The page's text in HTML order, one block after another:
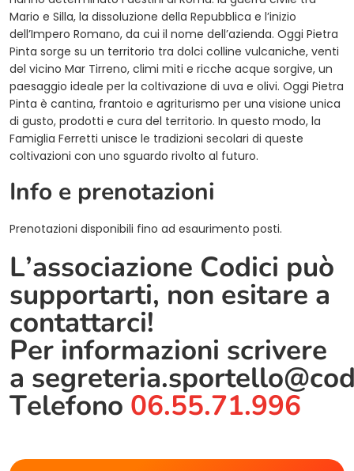
Mario e Silla, la dissoluzione della Repubblica e l’inizio
dell’Impero Romano, da cui il nome dell’azienda. Oggi Pietra
Pinta sorge su un territorio tra dolci colline vulcaniche, venti
del vicino Mar Tirreno, climi miti e ricche acque sorgive, un
paesaggio ideale per la coltivazione di uva e olivi. Oggi Pietra
Pinta è cantina, frantoio e agriturismo per una visione unica
di gusto, prodotti e cura del territorio. In questo modo, la
Famiglia Ferretti unisce le tradizioni secolari di queste
coltivazioni con uno sguardo rivolto al futuro.
Info e prenotazioni
Prenotazioni disponibili fino ad esaurimento posti.
L’associazione Codici può
supportarti, non esitare a
contattarci!
Per informazioni scrivere
a
Telefono 06.55.71.996